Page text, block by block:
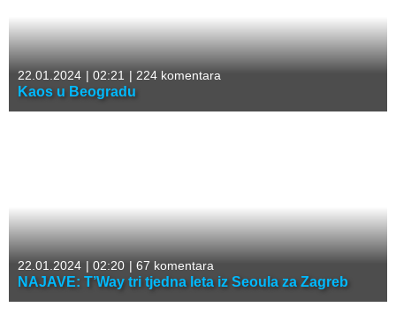
22.01.2024 | 02:21 | 224 komentara
Kaos u Beogradu
22.01.2024 | 02:20 | 67 komentara
NAJAVE: T’Way tri tjedna leta iz Seoula za Zagreb